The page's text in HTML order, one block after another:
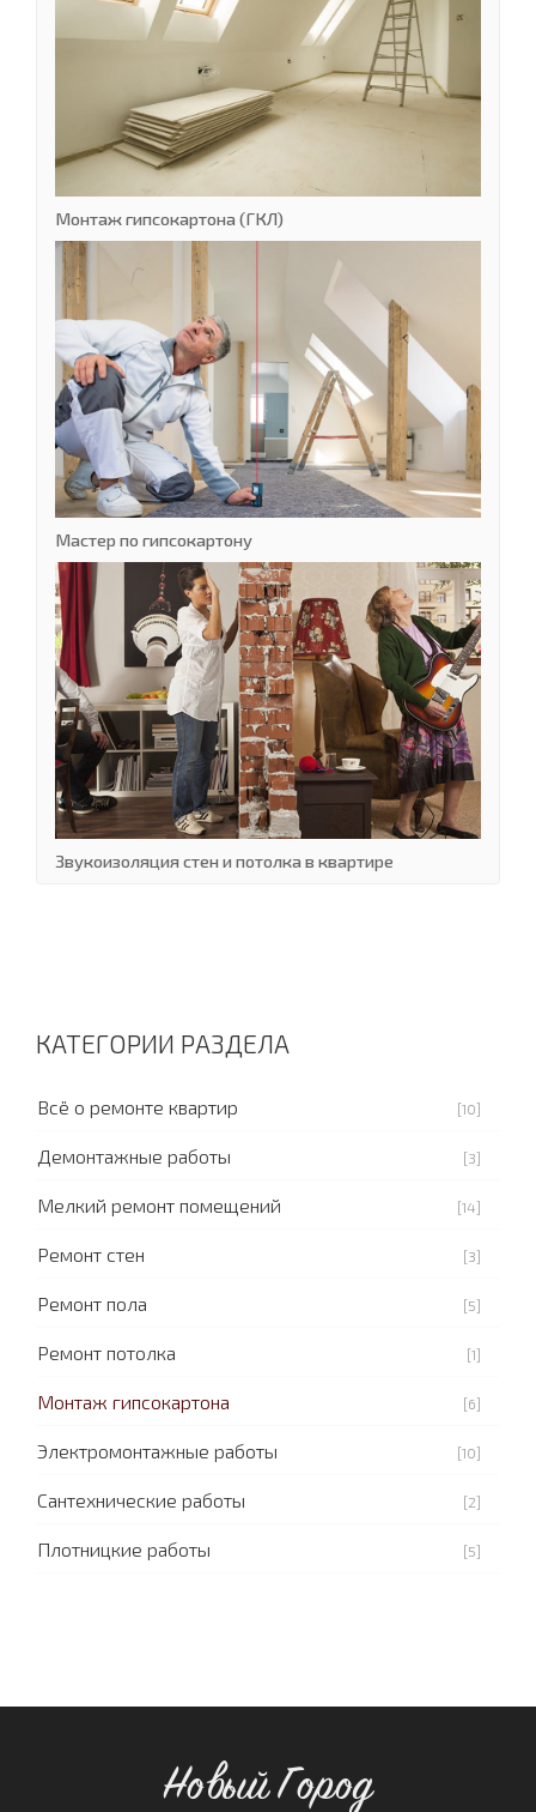
Монтаж гипсокартона (ГКЛ)
Мастер по гипсокартону
Звукоизоляция стен и потолка в квартире
КАТЕГОРИИ РАЗДЕЛА
Всё о ремонте квартир [10]
Демонтажные работы [3]
Мелкий ремонт помещений [14]
Ремонт стен [3]
Ремонт пола [5]
Ремонт потолка [1]
Монтаж гипсокартона [6]
Электромонтажные работы [10]
Сантехнические работы [2]
Плотницкие работы [5]
Новый Город